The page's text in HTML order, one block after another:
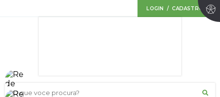
LOGIN / CADASTRO
O que voce procura?